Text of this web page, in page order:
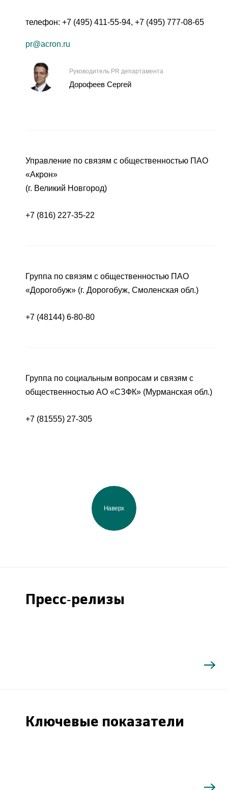
телефон: +7 (495) 411-55-94, +7 (495) 777-08-65
pr@acron.ru
Руководитель PR департамента
Дорофеев Сергей
Управление по связям с общественностью ПАО
«Акрон»
(г. Великий Новгород)
+7 (816) 227-35-22
Группа по связям с общественностью ПАО
«Дорогобуж» (г. Дорогобуж, Смоленская обл.)
+7 (48144) 6-80-80
Группа по социальным вопросам и связям с
общественностью АО «СЗФК» (Мурманская обл.)
+7 (81555) 27-305
Наверх
Пресс-релизы
Ключевые показатели